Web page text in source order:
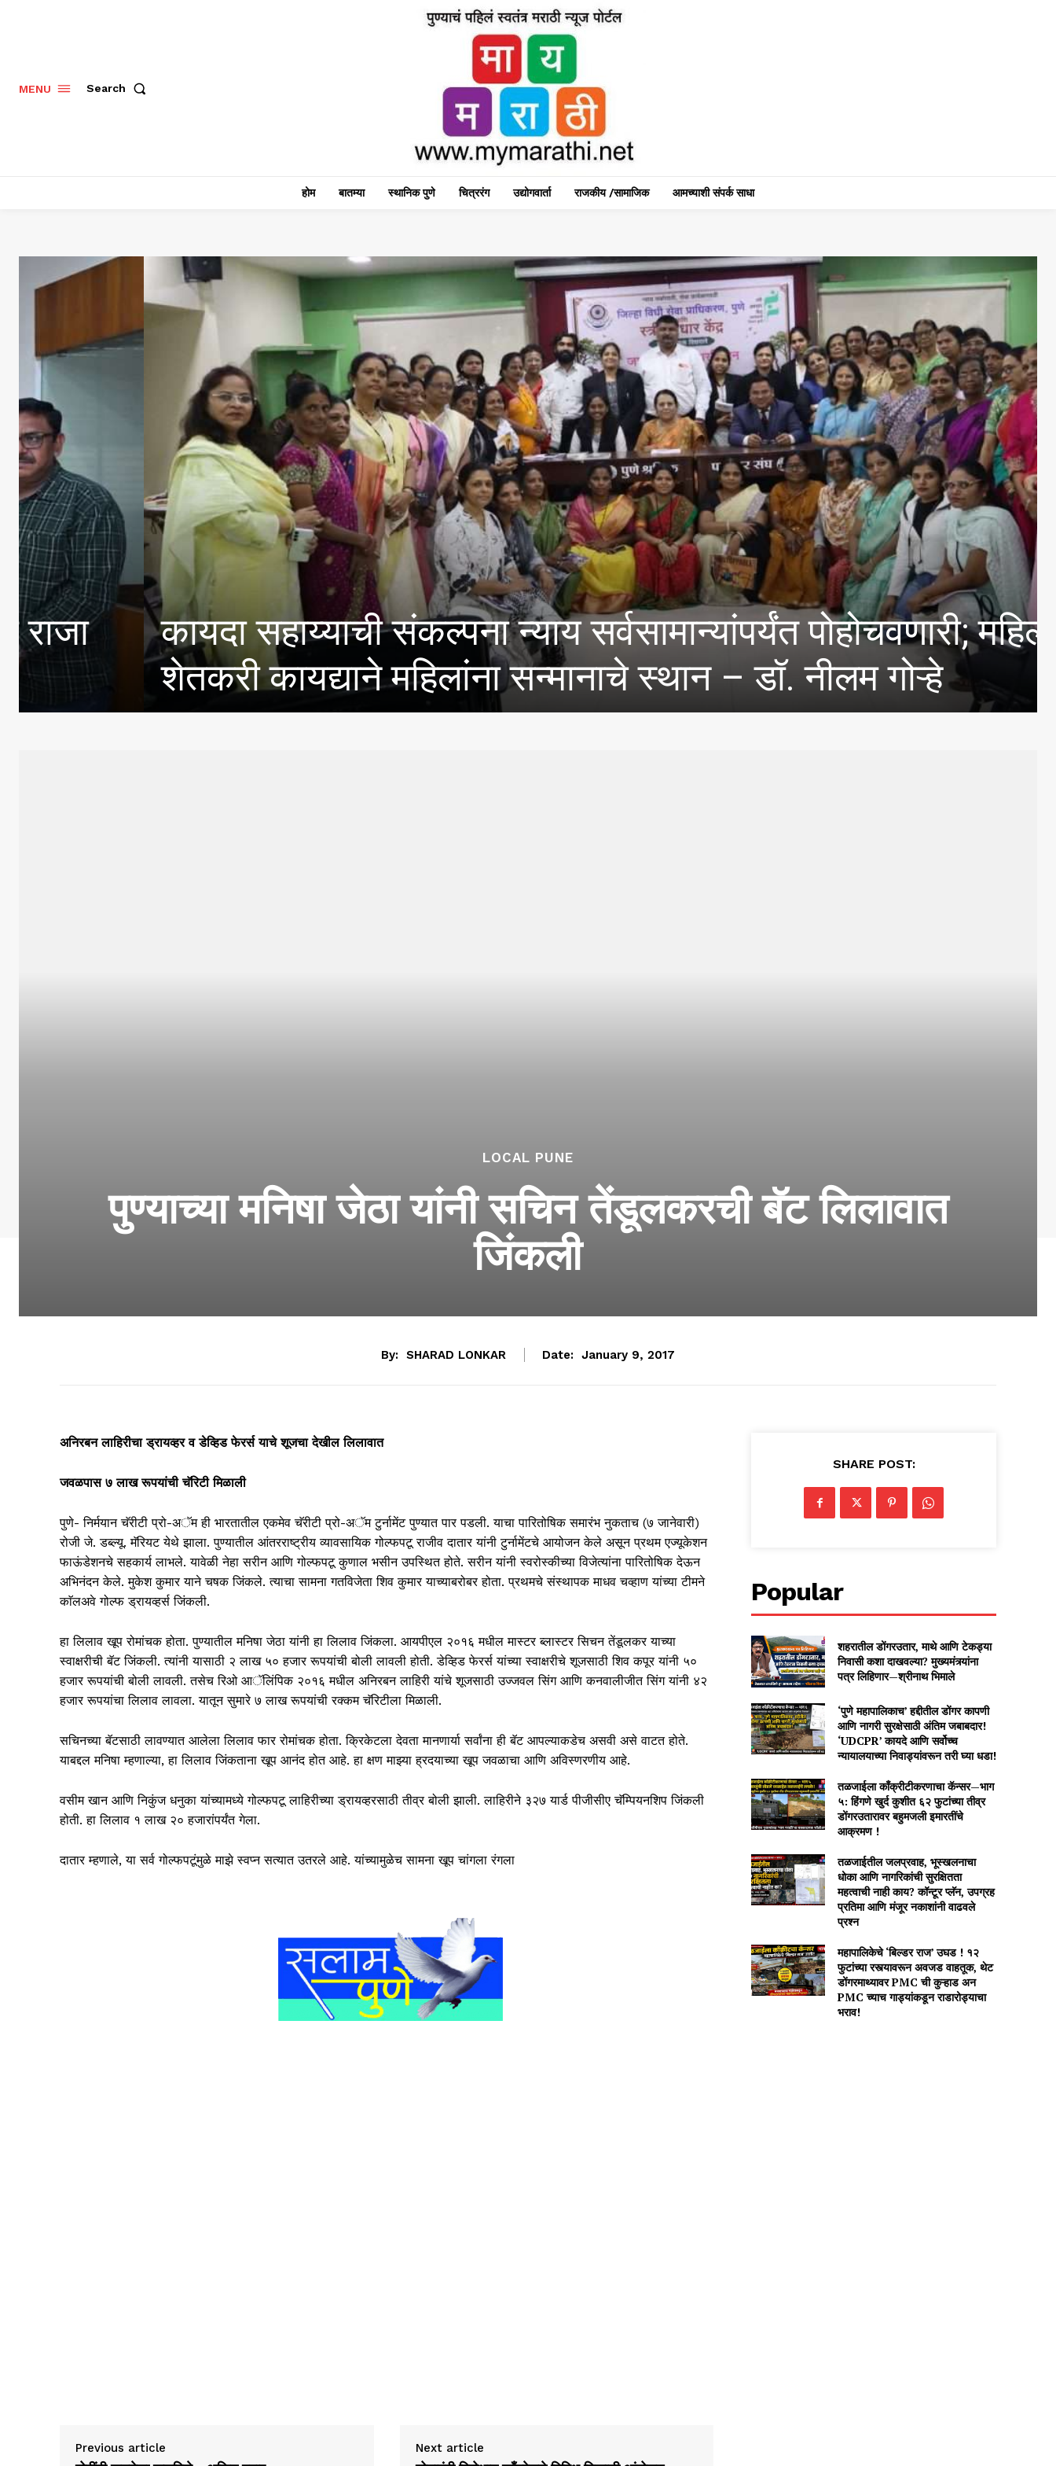
MENU Search
होम बातम्या स्थानिक पुणे चित्ररंग उद्योगवार्ता राजकीय /सामाजिक आमच्याशी संपर्क साधा
कायदा सहाय्याची संकल्पना न्याय सर्वसामान्यांपर्यंत पोहोचवणारी; महिला
शेतकरी कायद्याने महिलांना सन्मानाचे स्थान – डॉ. नीलम गोऱ्हे
LOCAL PUNE
पुण्याच्या मनिषा जेठा यांनी सचिन तेंडूलकरची बॅट लिलावात
जिंकली
By: SHARAD LONKAR Date: January 9, 2017
अनिरबन लाहिरीचा ड्रायव्हर व डेव्हिड फेरर्स याचे शूजचा देखील लिलावात
जवळपास ७ लाख रूपयांची चॅरिटी मिळाली
पुणे- निर्मयान चॅरीटी प्रो-अॅम ही भारतातील एकमेव चॅरीटी प्रो-अॅम टुर्नामेंट पुण्यात पार पडली. याचा पारितोषिक समारंभ नुकताच (७ जानेवारी)
रोजी जे. डब्ल्यू. मॅरियट येथे झाला. पुण्यातील आंतरराष्ट्रीय व्यावसायिक गोल्फपटू राजीव दातार यांनी टुर्नामेंटचे आयोजन केले असून प्रथम एज्यूकेशन
फाऊंडेशनचे सहकार्य लाभले. यावेळी नेहा सरीन आणि गोल्फपटू कुणाल भसीन उपस्थित होते. सरीन यांनी स्वरोस्कीच्या विजेत्यांना पारितोषिक देऊन
अभिनंदन केले. मुकेश कुमार याने चषक जिंकले. त्याचा सामना गतविजेता शिव कुमार याच्याबरोबर होता. प्रथमचे संस्थापक माधव चव्हाण यांच्या टीमने
काॅलअवे गोल्फ ड्रायव्हर्स जिंकली.
हा लिलाव खूप रोमांचक होता. पुण्यातील मनिषा जेठा यांनी हा लिलाव जिंकला. आयपीएल २०१६ मधील मास्टर ब्लास्टर सिचन तेंडूलकर याच्या
स्वाक्षरीची बॅट जिंकली. त्यांनी यासाठी २ लाख ५० हजार रूपयांची बोली लावली होती. डेव्हिड फेरर्स यांच्या स्वाक्षरीचे शूजसाठी शिव कपूर यांनी ५०
हजार रूपयांची बोली लावली. तसेच रिओ आॅलिंपिक २०१६ मधील अनिरबन लाहिरी यांचे शूजसाठी उज्जवल सिंग आणि कनवालीजीत सिंग यांनी ४२
हजार रूपयांचा लिलाव लावला. यातून सुमारे ७ लाख रूपयांची रक्कम चॅरिटीला मिळाली.
सचिनच्या बॅटसाठी लावण्यात आलेला लिलाव फार रोमांचक होता. क्रिकेटला देवता मानणार्या सर्वांना ही बॅट आपल्याकडेच असवी असे वाटत होते.
याबद्दल मनिषा म्हणाल्या, हा लिलाव जिंकताना खूप आनंद होत आहे. हा क्षण माझ्या ह्रदयाच्या खूप जवळाचा आणि अविस्णरणीय आहे.
वसीम खान आणि निकुंज धनुका यांच्यामध्ये गोल्फपटू लाहिरीच्या ड्रायव्हरसाठी तीव्र बोली झाली. लाहिरीने ३२७ यार्ड पीजीसीए चॅम्पियनशिप जिंकली
होती. हा लिलाव १ लाख २० हजारांपर्यंत गेला.
दातार म्हणाले, या सर्व गोल्फपटूंमुळे माझे स्वप्न सत्यात उतरले आहे. यांच्यामुळेच सामना खूप चांगला रंगला
Previous article Next article
SHARE POST:
Popular
शहरातील डोंगरउतार, माथे आणि टेकड्या
निवासी कशा दाखवल्या? मुख्यमंत्र्यांना
पत्र लिहिणार—श्रीनाथ भिमाले
‘पुणे महापालिकाच’ हद्दीतील डोंगर कापणी
आणि नागरी सुरक्षेसाठी अंतिम जबाबदार!
‘UDCPR’ कायदे आणि सर्वोच्च
न्यायालयाच्या निवाड्यांवरून तरी घ्या धडा!
तळजाईला काँक्रीटीकरणाचा कॅन्सर—भाग
५: हिंगणे खुर्द कुशीत ६२ फुटांच्या तीव्र
डोंगरउतारावर बहुमजली इमारतींचे
आक्रमण !
तळजाईतील जलप्रवाह, भूस्खलनाचा
धोका आणि नागरिकांची सुरक्षितता
महत्वाची नाही काय? कॉन्टूर प्लॅन, उपग्रह
प्रतिमा आणि मंजूर नकाशांनी वाढवले
प्रश्न
महापालिकेचे ‘बिल्डर राज’ उघड ! १२
फुटांच्या रस्त्यावरून अवजड वाहतूक, थेट
डोंगरमाथ्यावर PMC ची कुऱ्हाड अन
PMC च्याच गाड्यांकडून राडारोड्याचा
भराव!